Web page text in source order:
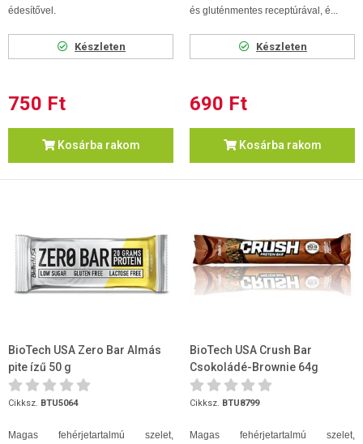
édesítővel.
Készleten
750 Ft
Kosárba rakom
és gluténmentes receptúrával, é...
Készleten
690 Ft
Kosárba rakom
BioTech USA Zero Bar Almás
pite ízű 50 g
Cikksz. BTU5064
Magas fehérjetartalmú szelet,
BioTech USA Crush Bar
Csokoládé-Brownie 64g
Cikksz. BTU8799
Magas fehérjetartalmú szelet,